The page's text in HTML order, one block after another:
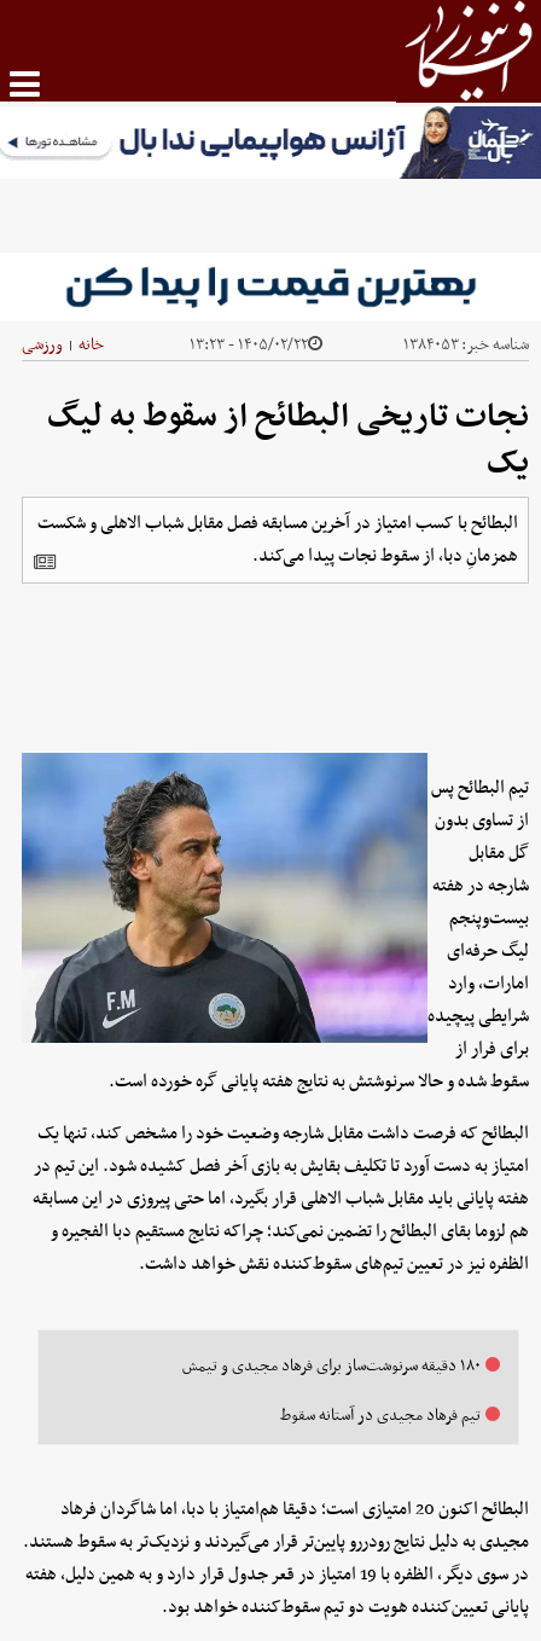
شناسه خبر:۱۳۸۴۰۵۳ ۱۴۰۵/۰۲/۲۲ - ۱۳:۲۳ خانه | ورزشی
نجات تاریخی البطائح از سقوط به لیگ
یک
البطائح با کسب امتیاز در آخرین مسابقه فصل مقابل شباب الاهلی و شکست
همزمانِ دبا، از سقوط نجات پیدا می‌کند.
تیم البطائح پس
از تساوی بدون
گل مقابل
شارجه در هفته
بیست‌وپنجم
لیگ حرفه‌ای
امارات، وارد
شرایطی پیچیده
برای فرار از
سقوط شده و حالا سرنوشتش به نتایج هفته پایانی گره خورده است.
البطائح که فرصت داشت مقابل شارجه وضعیت خود را مشخص کند، تنها یک
امتیاز به دست آورد تا تکلیف بقایش به بازی آخر فصل کشیده شود. این تیم در
هفته پایانی باید مقابل شباب الاهلی قرار بگیرد، اما حتی پیروزی در این مسابقه
هم لزوما بقای البطائح را تضمین نمی‌کند؛ چراکه نتایج مستقیم دبا الفجیره و
الظفره نیز در تعیین تیم‌های سقوط‌کننده نقش خواهد داشت.
۱۸۰ دقیقه سرنوشت‌ساز برای فرهاد مجیدی و تیمش
تیم فرهاد مجیدی در آستانه سقوط
البطائح اکنون 20 امتیازی است؛ دقیقا هم‌امتیاز با دبا، اما شاگردان فرهاد
مجیدی به دلیل نتایج رودررو پایین‌تر قرار می‌گیردند و نزدیک‌تر به سقوط هستند.
در سوی دیگر، الظفره با 19 امتیاز در قعر جدول قرار دارد و به همین دلیل، هفته
پایانی تعیین‌کننده هویت دو تیم سقوط‌کننده خواهد بود.